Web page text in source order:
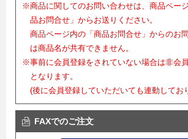
※商品に関してのお問い合わせは、商品ペー
品お問合せ」からお送りください。
商品ページ内の「商品お問合せ」からのお
は商品名が共有できません。
※事前に会員登録をされていない場合は非会
となります。
(後に会員登録していただいても連動してお
FAXでのご注文